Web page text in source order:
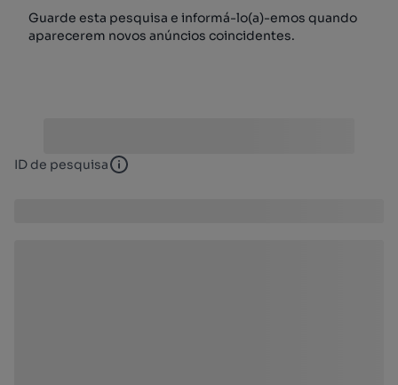
Guarde esta pesquisa e informá-lo(a)-emos quando
aparecerem novos anúncios coincidentes.
ID de pesquisa ID de pesquisa